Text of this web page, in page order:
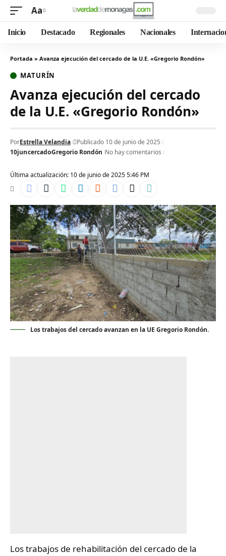
Aa
Inicio Destacado Regionales Nacionales
Portada » Avanza ejecución del cercado de la U.E. «Gregorio Rondón»
MATURÍN
Avanza ejecución del cercado
de la U.E. «Gregorio Rondón»
Última actualización: 10 de junio de 2025 5:46 PM
PorEstrella Velandia
Publicado 10 de junio de 2025
10juncercadoGregorio Rondón No hay comentarios
Los trabajos del cercado avanzan en la UE Gregorio Rondón.
Los trabajos de rehabilitación del cercado de la